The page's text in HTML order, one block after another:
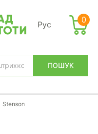
Рус
ПОШУК
0
Stenson